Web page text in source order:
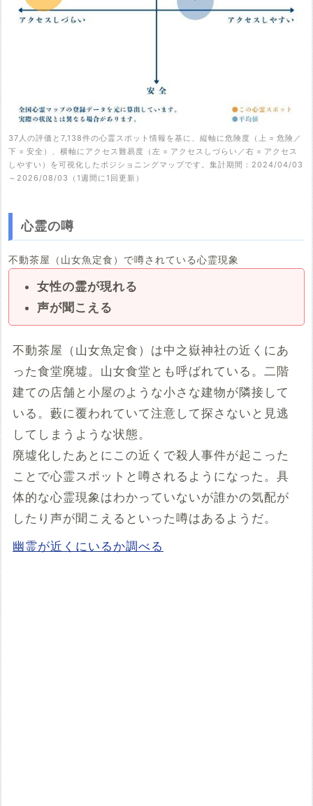
37人の評価と7,138件の心霊スポット情報を基に、縦軸に危険度（上 = 危険／
下 = 安全）、横軸にアクセス難易度（左 = アクセスしづらい／右 = アクセス
しやすい）を可視化したポジショニングマップです。集計期間：2024/04/03
～2026/08/03（1週間に1回更新）
心霊の噂
不動茶屋（山女魚定食）で噂されている心霊現象
女性の霊が現れる
声が聞こえる
不動茶屋（山女魚定食）は中之嶽神社の近くにあ
った食堂廃墟。山女食堂とも呼ばれている。二階
建ての店舗と小屋のような小さな建物が隣接して
いる。藪に覆われていて注意して探さないと見逃
してしまうような状態。
廃墟化したあとにこの近くで殺人事件が起こった
ことで心霊スポットと噂されるようになった。具
体的な心霊現象はわかっていないが誰かの気配が
したり声が聞こえるといった噂はあるようだ。
幽霊が近くにいるか調べる